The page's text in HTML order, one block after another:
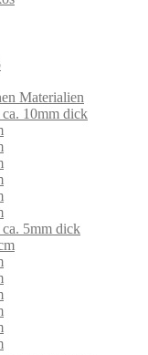
Materialien
10mm dick
5mm dick